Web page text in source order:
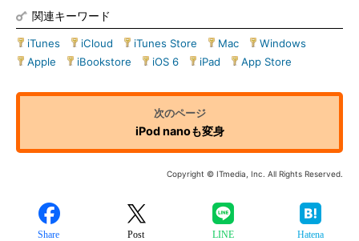
関連キーワード
iTunes iCloud iTunes Store Mac Windows
Apple
iBookstore iOS 6 iPad App Store
iPod nanoも変身
Copyright © ITmedia, Inc. All Rights Reserved.
Share Post LINE Hatena